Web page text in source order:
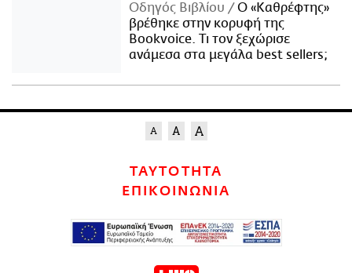
Οδηγός Βιβλίου
Ο «Καθρέφτης»
βρέθηκε στην κορυφή της
Bookvoice. Τι τον ξεχώρισε
ανάμεσα στα μεγάλα best sellers;
ΤΑΥΤΟΤΗΤΑ
ΕΠΙΚΟΙΝΩΝΙΑ